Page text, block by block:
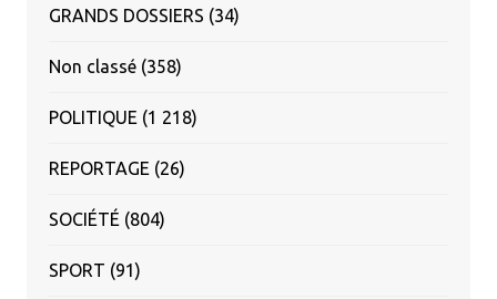
GRANDS DOSSIERS (34)
Non classé(358)
POLITIQUE (1 218)
REPORTAGE (26)
SOCIÉTÉ (804)
SPORT (91)